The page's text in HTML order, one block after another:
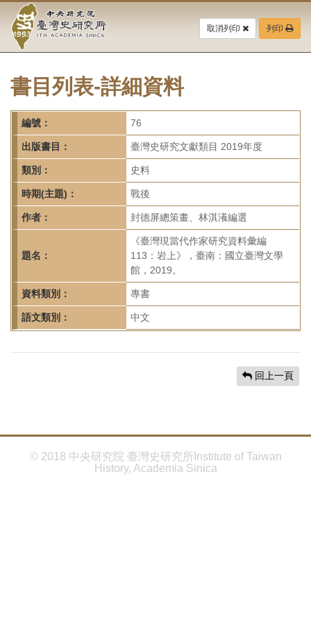
要
中
央
研
究
院-
臺
灣
史
研
究
所-
首
頁
取消列印 列印
書目列表-詳細資料
編號： 76
出版書目： 臺灣史研究文獻類目 2019年度
類別： 史料
時期(主題)： 戰後
作者： 封德屏總策畫、林淇瀁編選
題名：
《臺灣現當代作家研究資料彙編
113：岩上》，臺南：國立臺灣文學
館，2019。
資料類別： 專書
語文類別： 中文
回上一頁
© 2018 中央研究院 臺灣史研究所Institute of Taiwan
History, Academia Sinica